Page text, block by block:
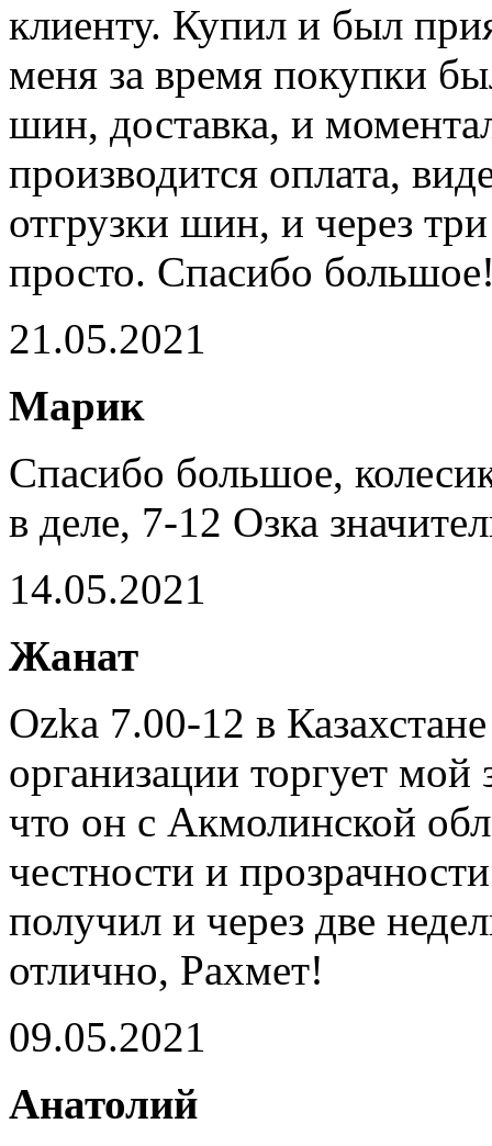
клиенту. Купил и был
меня за время покупки
шин, доставка, и
производится оплата,
отгрузки шин, и через
просто. Спасибо
21.05.2021
Марик
Спасибо большое,
в деле, 7-12 Озка
14.05.2021
Жанат
Ozka 7.00-12 в
организации торгует мой
что он с Акмолинской
честности и
получил и через две
отлично, Рахмет!
09.05.2021
Анатолий